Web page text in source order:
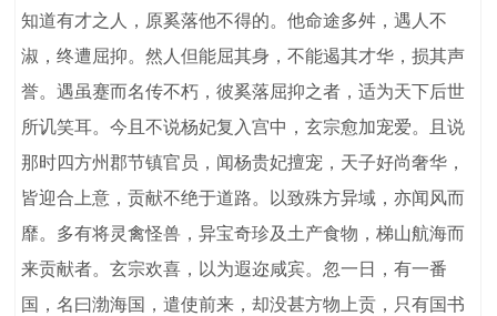
知道有才之人，原奚落他不得的。他命途多舛，遇人不
淑，终遭屈抑。然人但能屈其身，不能遏其才华，损其声
誉。遇虽蹇而名传不朽，彼奚落屈抑之者，适为天下后世
所讥笑耳。今且不说杨妃复入宫中，玄宗愈加宠爱。且说
那时四方州郡节镇官员，闻杨贵妃擅宠，天子好尚奢华，
皆迎合上意，贡献不绝于道路。以致殊方异域，亦闻风而
靡。多有将灵禽怪兽，异宝奇珍及土产食物，梯山航海而
来贡献者。玄宗欢喜，以为遐迩咸宾。忽一日，有一番
国，名曰渤海国，遣使前来，却没甚方物上贡，只有国书